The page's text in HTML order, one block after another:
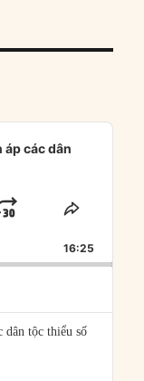
các dân
JUMP
FORWARD
SHARE
16:25
dân tộc thiểu số